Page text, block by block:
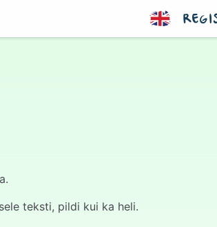
teksti, pildi kui ka heli.